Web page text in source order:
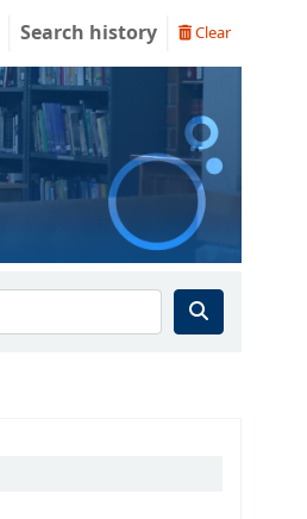
Search history Clear